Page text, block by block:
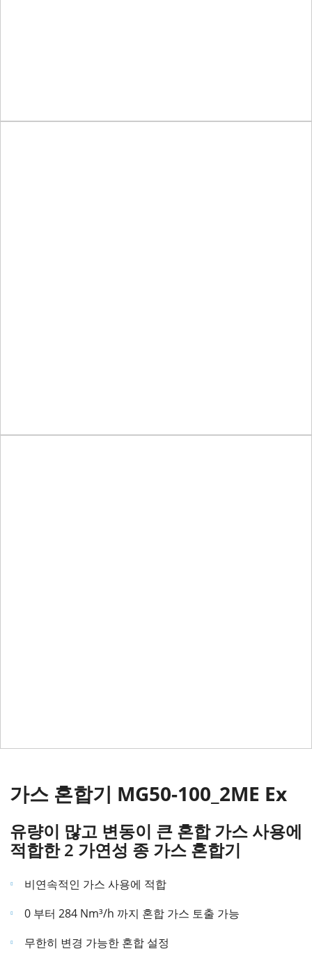
가스 혼합기 MG50-100_2ME Ex
유량이 많고 변동이 큰 혼합 가스 사용에
적합한 2 가연성 종 가스 혼합기
비연속적인 가스 사용에 적합
0 부터 284 Nm³/h 까지 혼합 가스 토출 가능
무한히 변경 가능한 혼합 설정